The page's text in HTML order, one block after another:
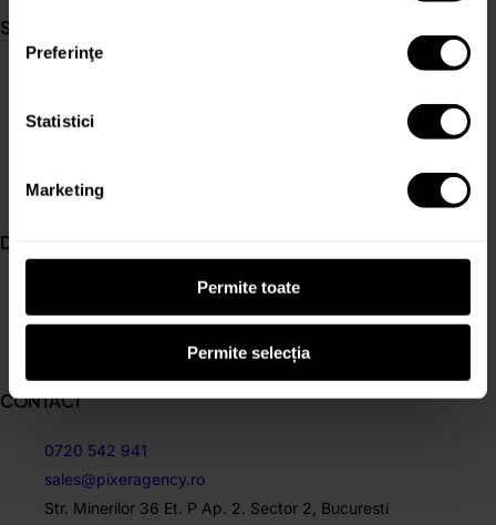
Preferinţe
Statistici
Marketing
Permite toate
Permite selecția
SERVICII
Copywriting
DESPRE COMPANIE
Clienți
CONTACT
0720 542 941
sales@pixeragency.ro
Str. Minerilor 36 Et. P Ap. 2. Sector 2, Bucuresti